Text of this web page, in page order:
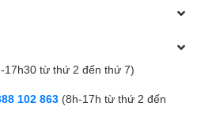
17h30 từ thứ 2 đến thứ 7)
102 863 (8h-17h từ thứ 2 đến